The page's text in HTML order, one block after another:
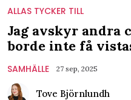
ALLAS TYCKER TILL
Jag avskyr andra
borde inte få
SAMHÄLLE 27 sep, 2025
Tove Björnlundh